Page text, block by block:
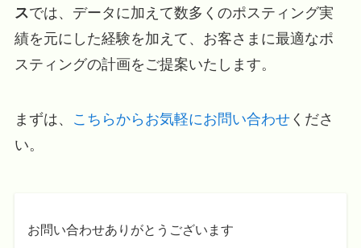
スでは、データに加えて数多くのポスティング実
績を元にした経験を加えて、お客さまに最適なポ
スティングの計画をご提案いたします。
まずは、 こちらからお気軽にお問い合わせくださ
い。
お問い合わせありがとうございます